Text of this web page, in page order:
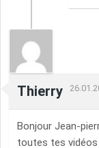
Thierry
Bonjour Jean-
toutes tes vidéos